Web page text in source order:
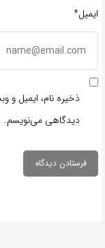
ایمیل*
ذخیره نام، ایمیل و
دیدگاهی می‌نویسم.